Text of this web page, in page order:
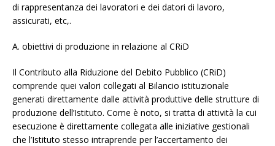
di rappresentanza dei lavoratori e dei datori di lavoro,
assicurati, etc,.
A. obiettivi di produzione in relazione al CRiD
Il Contributo alla Riduzione del Debito Pubblico (CRiD)
comprende quei valori collegati al Bilancio istituzionale
generati direttamente dalle attività produttive delle strutture di
produzione dell’Istituto. Come è noto, si tratta di attività la cui
esecuzione è direttamente collegata alle iniziative gestionali
che l’Istituto stesso intraprende per l’accertamento dei